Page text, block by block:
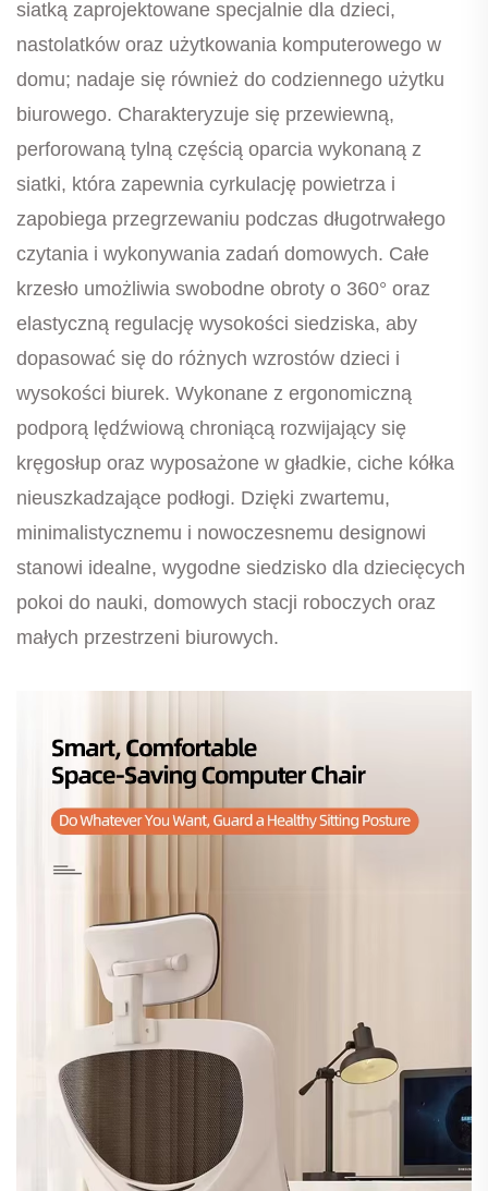
siatką zaprojektowane specjalnie dla dzieci,
nastolatków oraz użytkowania komputerowego w
domu; nadaje się również do codziennego użytku
biurowego. Charakteryzuje się przewiewną,
perforowaną tylną częścią oparcia wykonaną z
siatki, która zapewnia cyrkulację powietrza i
zapobiega przegrzewaniu podczas długotrwałego
czytania i wykonywania zadań domowych. Całe
krzesło umożliwia swobodne obroty o 360° oraz
elastyczną regulację wysokości siedziska, aby
dopasować się do różnych wzrostów dzieci i
wysokości biurek. Wykonane z ergonomiczną
podporą lędźwiową chroniącą rozwijający się
kręgosłup oraz wyposażone w gładkie, ciche kółka
nieuszkadzające podłogi. Dzięki zwartemu,
minimalistycznemu i nowoczesnemu designowi
stanowi idealne, wygodne siedzisko dla dziecięcych
pokoi do nauki, domowych stacji roboczych oraz
małych przestrzeni biurowych.